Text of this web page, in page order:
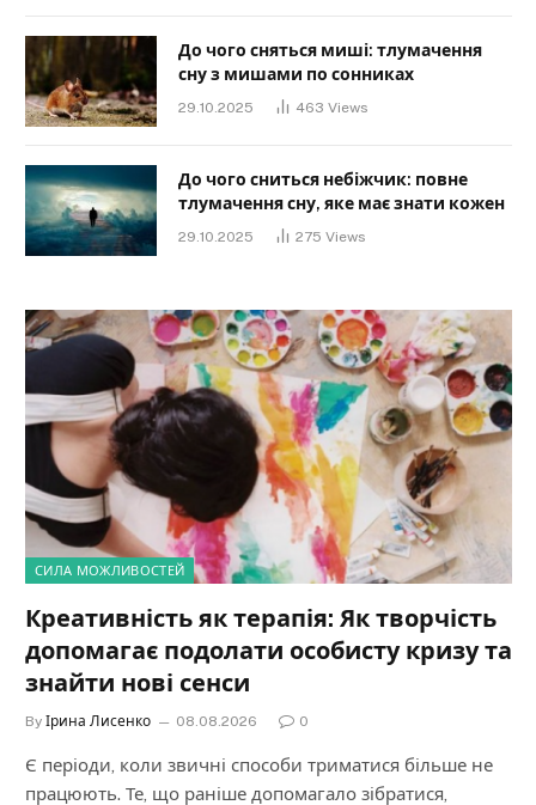
До чого сняться миші: тлумачення
сну з мишами по сонниках
29.10.2025 463 Views
До чого сниться небіжчик: повне
тлумачення сну, яке має знати кожен
29.10.2025 275 Views
СИЛА МОЖЛИВОСТЕЙ
Креативність як терапія: Як творчість
допомагає подолати особисту кризу та
знайти нові сенси
By Ірина Лисенко 08.08.2026 0
Є періоди, коли звичні способи триматися більше не
працюють. Те, що раніше допомагало зібратися,